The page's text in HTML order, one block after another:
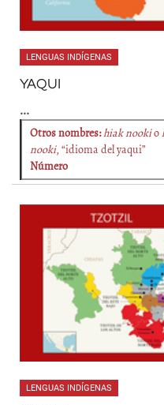
LENGUAS INDÍGENAS
YAQUI
...
Otros nombres:hiak nookio
nooki, “idioma del yaqui”
Número
LENGUAS INDÍGENAS